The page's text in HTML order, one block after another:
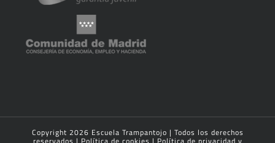
Copyright 2026 Escuela Trampantojo | Todos los derechos
reservados | Política de cookies | Política de privacidad y